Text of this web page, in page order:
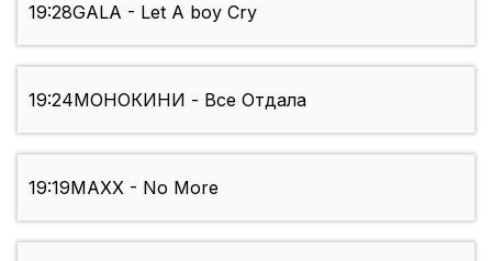
19:28GALA - Let A boy Cry
19:24МОНОКИНИ - Все Отдала
19:19MAXX - No More